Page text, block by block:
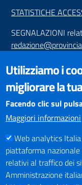
STATISTICHE
SEGNALAZIONI
VISUALIZZAZIONE
Il sito internet della
essere visualizzato
browser non
dei contenuti.
PAGAMENTI
Utilizziamo i
migliorare la
Facendo clic sul
Maggiori informazioni
Web analytics
piattaforma
relativi al traffico dei
Amministrazione